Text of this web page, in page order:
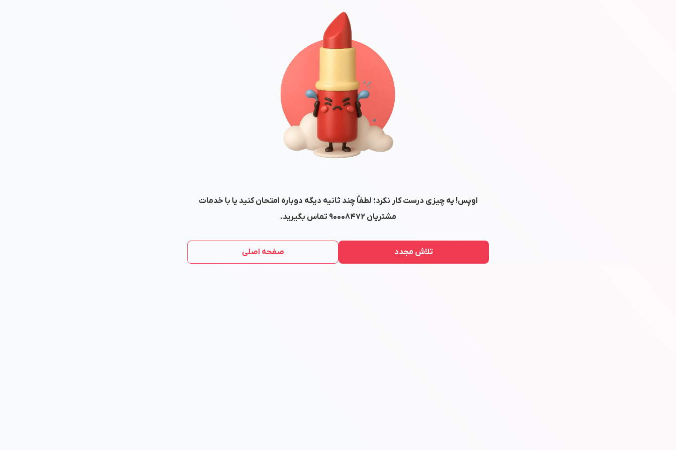
اوپس! یه چیزی درست کار نکرد؛ لطفاً چند ثانیه دیگه دوباره امتحان کنید یا با خدمات
مشتریان ۹۰۰۰۸۴۷۲ تماس بگیرید.
تلاش مجدد صفحه اصلی